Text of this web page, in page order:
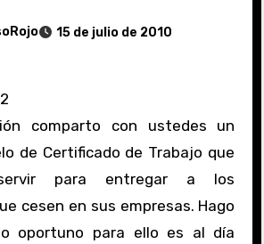
15 de julio de 2010
de Certificado de Trabajo que
para entregar a los
cesen en sus empresas. Hago
oportuno para ello es al día